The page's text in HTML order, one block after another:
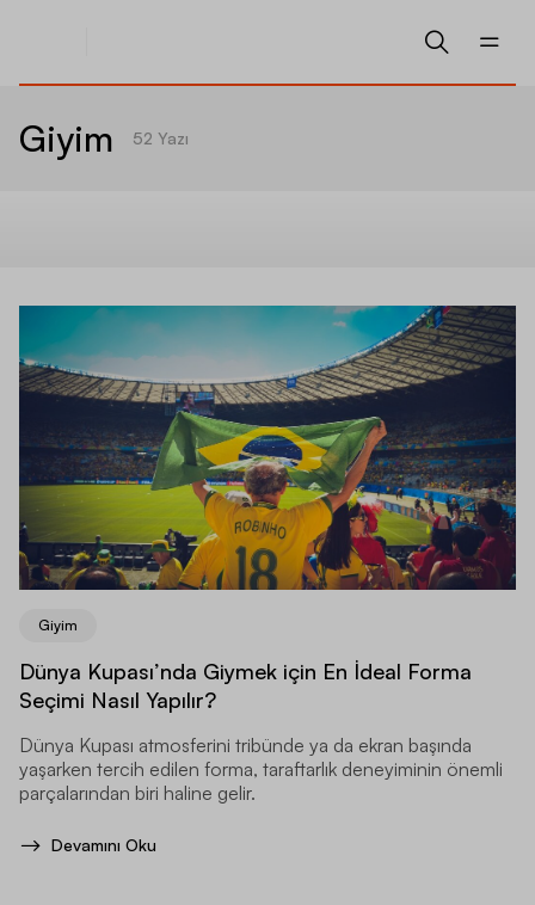
Giyim 52 Yazı
Giyim
Dünya Kupası’nda Giymek için En İdeal Forma
Seçimi Nasıl Yapılır?
Dünya Kupası atmosferini tribünde ya da ekran başında
yaşarken tercih edilen forma, taraftarlık deneyiminin önemli
parçalarından biri haline gelir.
Devamını Oku